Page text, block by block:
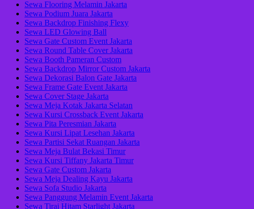
Sewa Flooring Melamin Jakarta
Sewa Podium Juara Jakarta
Sewa Backdrop Finishing Flexy
Sewa LED Glowing Ball
Sewa Gate Custom Event Jakarta
Sewa Round Table Cover Jakarta
Sewa Booth Pameran Custom
Sewa Backdrop Mirror Custom Jakarta
Sewa Dekorasi Balon Gate Jakarta
Sewa Frame Gate Event Jakarta
Sewa Cover Stage Jakarta
Sewa Meja Kotak Jakarta Selatan
Sewa Kursi Crossback Event Jakarta
Sewa Pita Peresmian Jakarta
Sewa Kursi Lipat Lesehan Jakarta
Sewa Partisi Sekat Ruangan Jakarta
Sewa Meja Bulat Bekasi Timur
Sewa Kursi Tiffany Jakarta Timur
Sewa Gate Custom Jakarta
Sewa Meja Dealing Kayu Jakarta
Sewa Sofa Studio Jakarta
Sewa Panggung Melamin Event Jakarta
Sewa Tirai Hitam Starlight Jakarta